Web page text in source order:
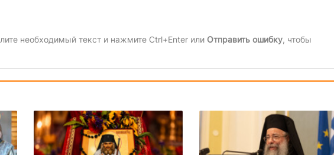
необходимый текст и нажмите Ctrl+Enter или Отправить ошибку, чтобы